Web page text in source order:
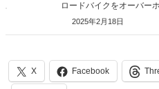
ロードバイクをオーバー
2025年2月18日
X Facebook